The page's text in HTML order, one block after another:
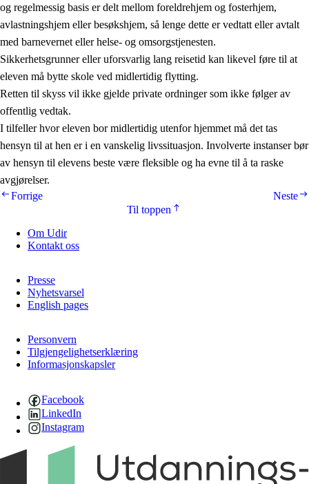
og regelmessig basis er delt mellom foreldrehjem og fosterhjem,
avlastningshjem eller besøkshjem, så lenge dette er vedtatt eller avtalt
med barnevernet eller helse- og omsorgstjenesten.
Sikkerhetsgrunner eller uforsvarlig lang reisetid kan likevel føre til at
eleven må bytte skole ved midlertidig flytting.
Retten til skyss vil ikke gjelde private ordninger som ikke følger av
offentlig vedtak.
I tilfeller hvor eleven bor midlertidig utenfor hjemmet må det tas
hensyn til at hen er i en vanskelig livssituasjon. Involverte instanser bør
av hensyn til elevens beste være fleksible og ha evne til å ta raske
avgjørelser.
Neste
Forrige
Til toppen
Om Udir
Kontakt oss
Presse
Nyhetsvarsel
English pages
Personvern
Tilgjengelighetserklæring
Informasjonskapsler
Facebook
LinkedIn
Instagram